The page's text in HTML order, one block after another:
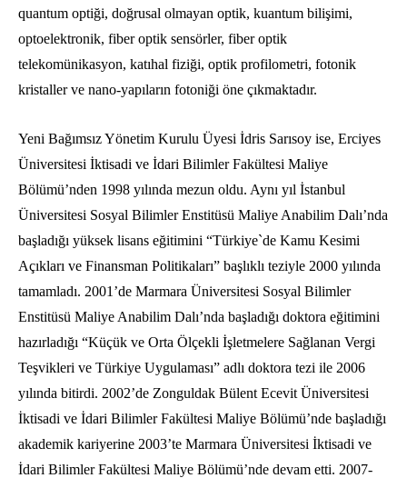
quantum optiği, doğrusal olmayan optik, kuantum bilişimi,
optoelektronik, fiber optik sensörler, fiber optik
telekomünikasyon, katıhal fiziği, optik profilometri, fotonik
kristaller ve nano-yapıların fotoniği öne çıkmaktadır.
Yeni Bağımsız Yönetim Kurulu Üyesi İdris Sarısoy ise, Erciyes
Üniversitesi İktisadi ve İdari Bilimler Fakültesi Maliye
Bölümü’nden 1998 yılında mezun oldu. Aynı yıl İstanbul
Üniversitesi Sosyal Bilimler Enstitüsü Maliye Anabilim Dalı’nda
başladığı yüksek lisans eğitimini “Türkiye`de Kamu Kesimi
Açıkları ve Finansman Politikaları” başlıklı teziyle 2000 yılında
tamamladı. 2001’de Marmara Üniversitesi Sosyal Bilimler
Enstitüsü Maliye Anabilim Dalı’nda başladığı doktora eğitimini
hazırladığı “Küçük ve Orta Ölçekli İşletmelere Sağlanan Vergi
Teşvikleri ve Türkiye Uygulaması” adlı doktora tezi ile 2006
yılında bitirdi. 2002’de Zonguldak Bülent Ecevit Üniversitesi
İktisadi ve İdari Bilimler Fakültesi Maliye Bölümü’nde başladığı
akademik kariyerine 2003’te Marmara Üniversitesi İktisadi ve
İdari Bilimler Fakültesi Maliye Bölümü’nde devam etti. 2007-